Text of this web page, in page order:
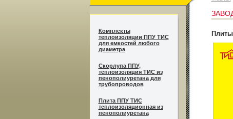
Комплекты
теплоизоляции ППУ ТИС
для емкостей любого
диаметра
Cкорлупа ППУ,
теплоизоляция ТИС из
пенополиуретана для
трубопроводов
Плита ППУ ТИС
теплоизоляционная из
пенополиуретана